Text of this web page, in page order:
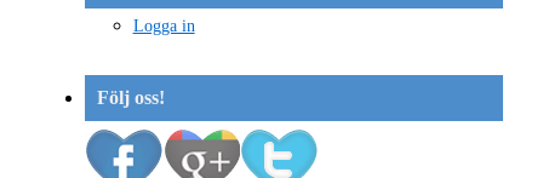
Logga in
Följ oss!